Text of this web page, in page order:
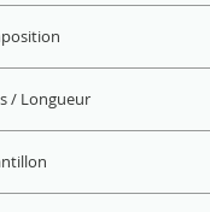
/ Longueur